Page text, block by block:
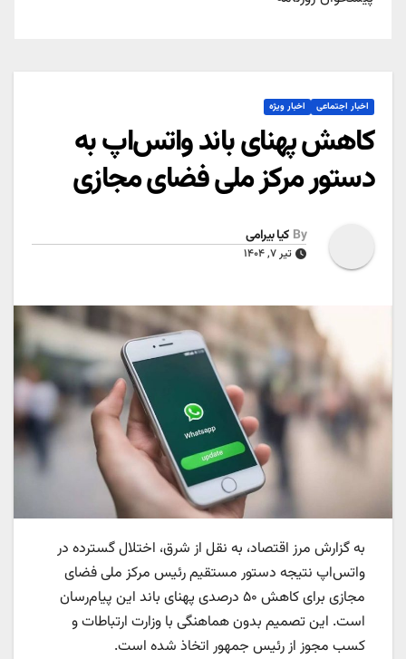
اخبار اجتماعی اخبار ویژه
کاهش پهنای باند واتس‌اپ به
دستور مرکز ملی فضای مجازی
By کیا بیرامی
تیر ۷, ۱۴۰۴
به گزارش مرز اقتصاد، به نقل از شرق، اختلال گسترده در
واتس‌اپ نتیجه دستور مستقیم رئیس مرکز ملی فضای
مجازی برای کاهش ۵۰ درصدی پهنای باند این پیام‌رسان
است. این تصمیم بدون هماهنگی با وزارت ارتباطات و
کسب مجوز از رئیس جمهور اتخاذ شده است.